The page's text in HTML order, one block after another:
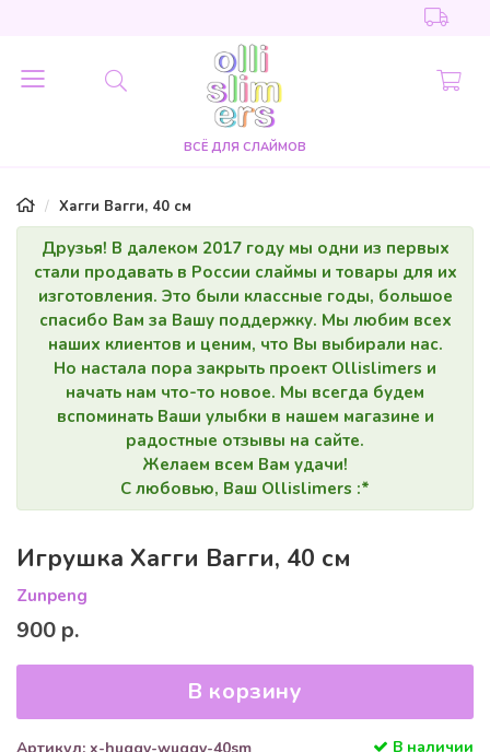
ВСЁ ДЛЯ СЛАЙМОВ
Хагги Вагги, 40 см
Друзья! В далеком 2017 году мы одни из первых
стали продавать в России слаймы и товары для их
изготовления. Это были классные годы, большое
спасибо Вам за Вашу поддержку. Мы любим всех
наших клиентов и ценим, что Вы выбирали нас.
Но настала пора закрыть проект Ollislimers и
начать нам что-то новое. Мы всегда будем
вспоминать Ваши улыбки в нашем магазине и
радостные отзывы на сайте.
Желаем всем Вам удачи!
С любовью, Ваш Ollislimers :*
Игрушка Хагги Вагги, 40 см
Zunpeng
900 р.
В корзину
В наличии